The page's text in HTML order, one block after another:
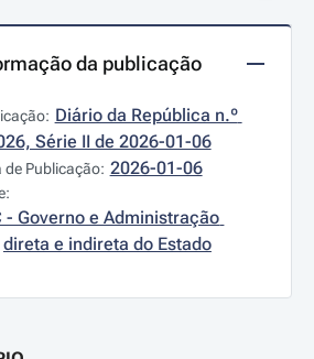
da publicação
Diário da República n.º
Série II de 2026-01-06
de Publicação: 2026-01-06
- Governo e Administração
direta e indireta do Estado